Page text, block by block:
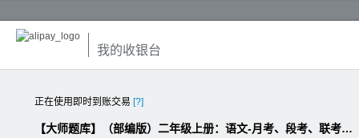
我的收银台
正在使用即时到账交易 [?]
【大师题库】（部编版）二年级上册：语文-月考、段考、联考、期中、期末试卷汇总